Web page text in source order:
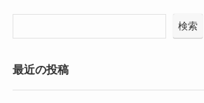
検索
最近の投稿